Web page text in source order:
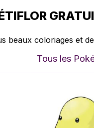
beaux coloriages et
Tous les